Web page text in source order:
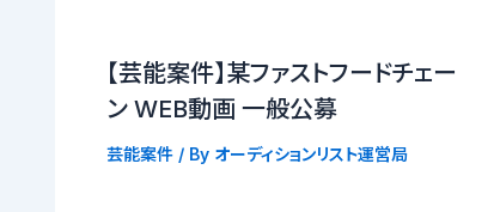
【芸能案件】某ファストフードチェー
ン WEB動画 一般公募
芸能案件/ By オーディションリスト運営局